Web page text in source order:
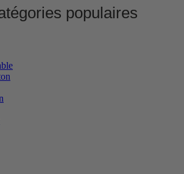
populaires